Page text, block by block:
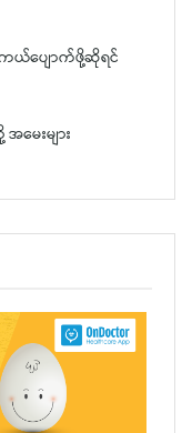
ကယ်ပျောက်ဖို့ဆိုရင်
ေးများ